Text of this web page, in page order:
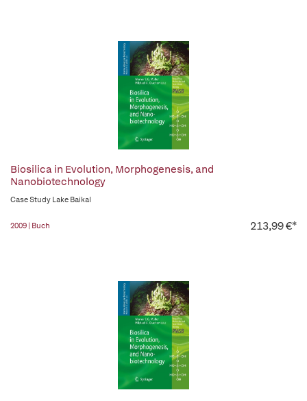
Biosilica in Evolution, Morphogenesis, and
Nanobiotechnology
Case Study Lake Baikal
2009 | Buch 213,99 €*